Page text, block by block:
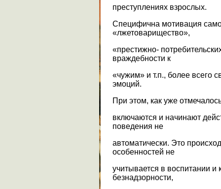
преступлениях взрослых.
Специфична мотивация
«лжетоварищество»,
«престижно-
враждебности к
«чужим» и т.п., более всего
эмоций.
При этом, как уже
включаются и начинают
поведения не
автоматически. Это
особенностей не
учитывается в воспитании и
безнадзорности,